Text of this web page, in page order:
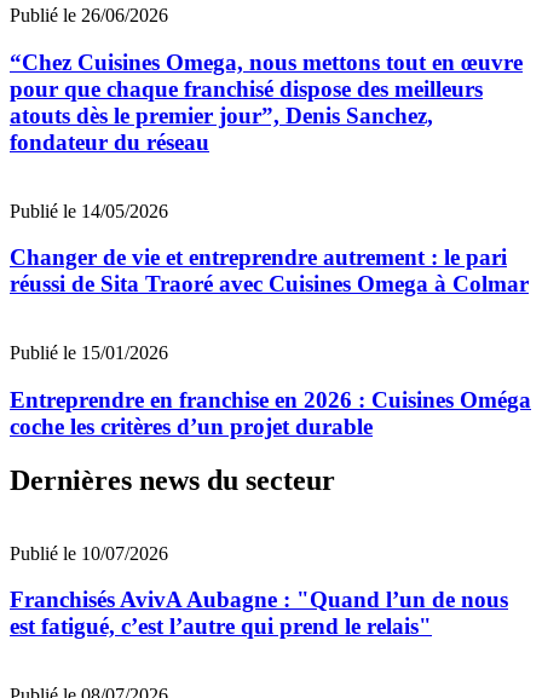
Publié le 26/06/2026
“Chez Cuisines Omega, nous mettons tout en œuvre
pour que chaque franchisé dispose des meilleurs
atouts dès le premier jour”, Denis Sanchez,
fondateur du réseau
Publié le 14/05/2026
Changer de vie et entreprendre autrement : le pari
réussi de Sita Traoré avec Cuisines Omega à Colmar
Publié le 15/01/2026
Entreprendre en franchise en 2026 : Cuisines Oméga
coche les critères d’un projet durable
Dernières news du secteur
Publié le 10/07/2026
Franchisés AvivA Aubagne : "Quand l’un de nous
est fatigué, c’est l’autre qui prend le relais"